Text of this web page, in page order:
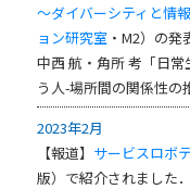
～ダイバーシティと情
ョン研究室 ・M2）の発
中西 航・角所 考「日
う人-場所間の関係性の
2023年2月
【報道】 サービスロボ
版）で紹介されました．